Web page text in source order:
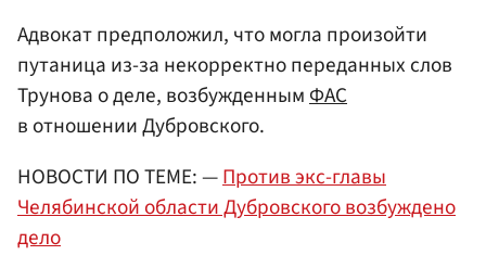
Адвокат предположил, что могла произойти
путаница из-за некорректно переданных слов
Трунова о деле, возбужденнымФАС
в отношении Дубровского.
НОВОСТИ ПО ТЕМЕ: —Против экс-главы
Челябинской области Дубровского возбуждено
дело